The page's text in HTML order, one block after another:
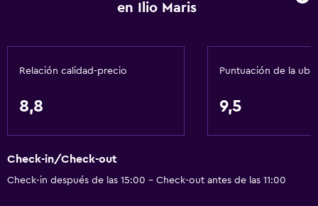
en Ilio Maris
Relación calidad-precio
8,8
Puntuación de la
9,5
Check-in/Check-out
Check-in después de las 15:00 - Check-out antes de las 11:00